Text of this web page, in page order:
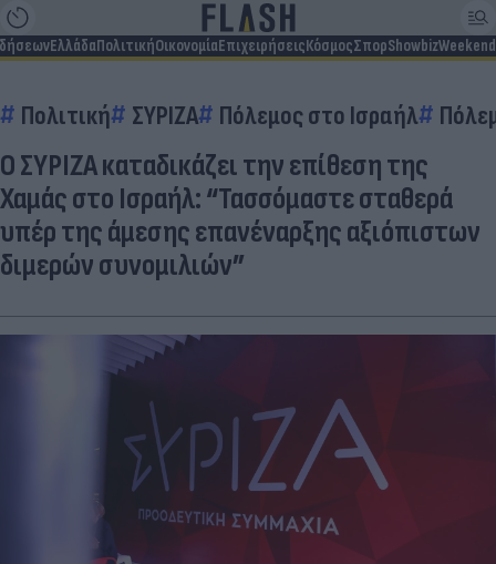
ΕλλάδαΠολιτικήΟικονομίαΕπιχειρήσειςΚόσμοςΣπορShowbizWeekend
Πολιτική ΣΥΡΙΖΑ Πόλεμος στο Ισραήλ
Ο ΣΥΡΙΖΑ καταδικάζει την επίθεση της
Χαμάς στο Ισραήλ: “Τασσόμαστε σταθερά
υπέρ της άμεσης επανέναρξης αξιόπιστων
διμερών συνομιλιών”